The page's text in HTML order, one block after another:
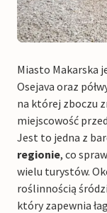
Miasto Makarska
Osejava oraz
na której zboczu
miejscowość
Jest to jedna z
regionie, co
wielu turystów.
roślinnością
który zapewnia